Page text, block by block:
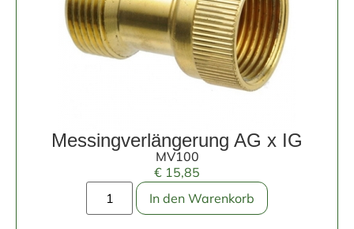
Messingverlängerung AG x IG
MV100
€ 15,85
In den Warenkorb